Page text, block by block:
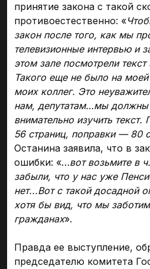
принятие закона с такой
противоестественно: «
закон после того, как мы
телевизионные интервью и
этом зале посмотрели текст
Такого еще не было на
моих коллег. Это
нам, депутатам…мы должны
внимательно изучить
56 страниц, поправки — 80
Останина заявила, что в
ошибки: «…вот возьмите в
забыли, что у нас уже
нет...Вот с такой досадной
хотя бы вид, что мы
гражданах».
Правда ее выступление,
председателю комитета